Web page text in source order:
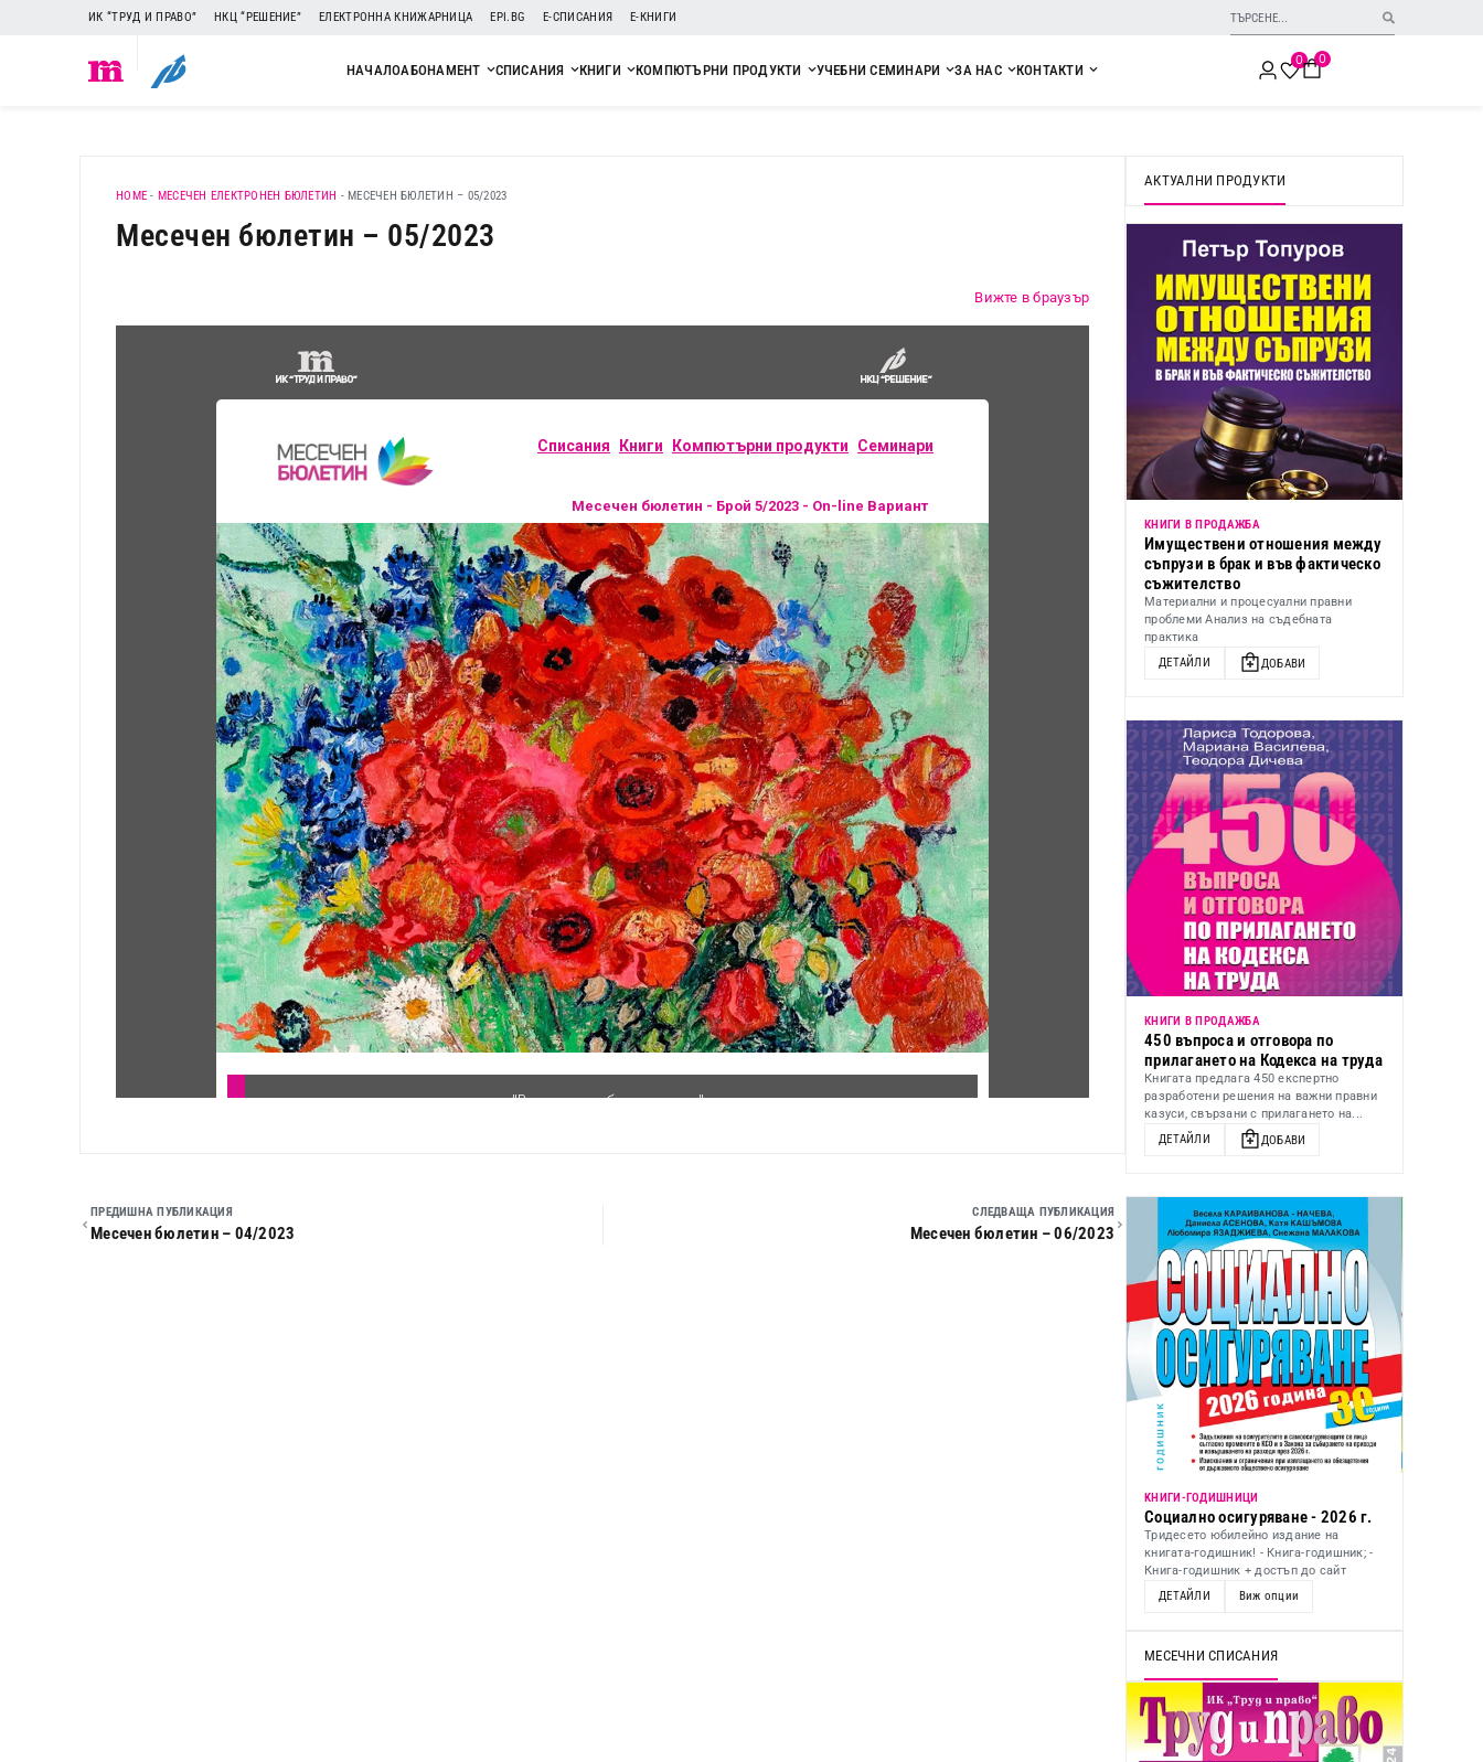
ИК “ТРУД И ПРАВО” НКЦ “РЕШЕНИЕ” ЕЛЕКТРОННА КНИЖАРНИЦА EPI.BG Е-СПИСАНИЯ Е-КНИГИ
НАЧАЛОАБОНАМЕНТ СПИСАНИЯ КНИГИ КОМПЮТЪРНИ ПРОДУКТИ УЧЕБНИ СЕМИНАРИ ЗА НАС КОНТАКТИ
0 0
HOME - МЕСЕЧЕН ЕЛЕКТРОНЕН БЮЛЕТИН - МЕСЕЧЕН БЮЛЕТИН – 05/2023
Месечен бюлетин – 05/2023
Вижте в браузър
ПРЕДИШНА ПУБЛИКАЦИЯ
Месечен бюлетин – 04/2023
СЛЕДВАЩА ПУБЛИКАЦИЯ
Месечен бюлетин – 06/2023
АКТУАЛНИ ПРОДУКТИ
КНИГИ В ПРОДАЖБА
Имуществени отношения между
съпрузи в брак и във фактическо
съжителство
Материални и процесуални правни
проблеми Анализ на съдебната
практика
ДЕТАЙЛИ
ДОБАВИ
КНИГИ В ПРОДАЖБА
450 въпроса и отговора по
прилагането на Кодекса на труда
Книгата предлага 450 експертно
разработени решения на важни правни
казуси, свързани с прилагането на...
ДЕТАЙЛИ
ДОБАВИ
KНИГИ-ГОДИШНИЦИ
Социално осигуряване - 2026 г.
Тридесето юбилейно издание на
книгата-годишник! - Книга-годишник; -
Книга-годишник + достъп до сайт
ДЕТАЙЛИ
Виж опции
МЕСЕЧНИ СПИСАНИЯ